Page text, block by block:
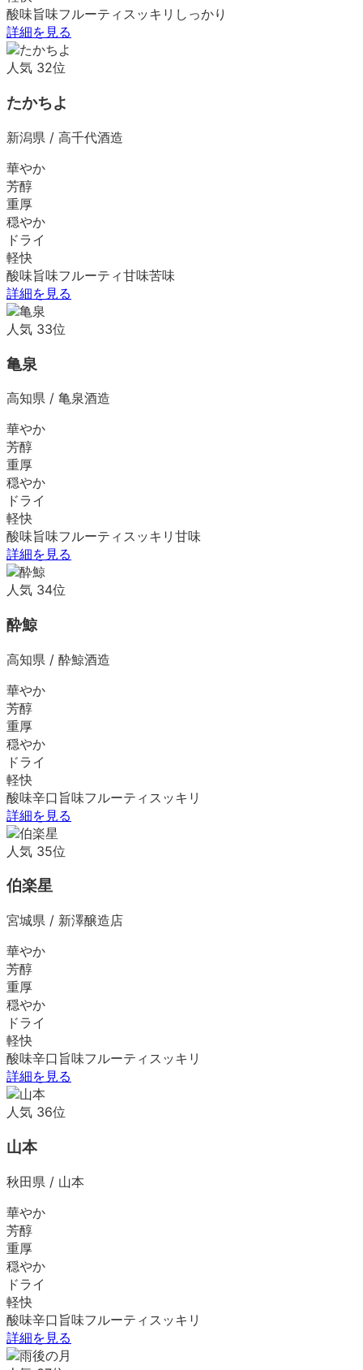
酸味旨味フルーティ スッキリ しっかり
詳細を見る
人気 32位
たかちよ
新潟県 / 高千代酒造
華やか
芳醇
重厚
穏やか
ドライ
軽快
酸味旨味フルーティ甘味苦味
詳細を見る
人気 33位
亀泉
高知県 / 亀泉酒造
華やか
芳醇
重厚
穏やか
ドライ
軽快
酸味旨味フルーティ スッキリ 甘味
詳細を見る
人気 34位
酔鯨
高知県 / 酔鯨酒造
華やか
芳醇
重厚
穏やか
ドライ
軽快
酸味辛口 旨味フルーティ スッキリ
詳細を見る
人気 35位
伯楽星
宮城県 / 新澤醸造店
華やか
芳醇
重厚
穏やか
ドライ
軽快
酸味辛口 旨味フルーティ スッキリ
詳細を見る
人気 36位
山本
秋田県 / 山本
華やか
芳醇
重厚
穏やか
ドライ
軽快
酸味辛口 旨味フルーティ スッキリ
詳細を見る